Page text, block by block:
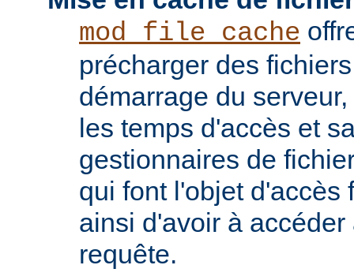
mod_file_cache
précharger des
démarrage du
les temps d'accès et
gestionnaires de
qui font l'objet d'accès
ainsi d'avoir à
requête.